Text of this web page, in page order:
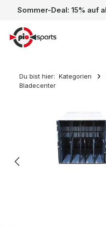
Zum Hauptinhalt springen
Du bist hier: Kategorien
Bladecenter